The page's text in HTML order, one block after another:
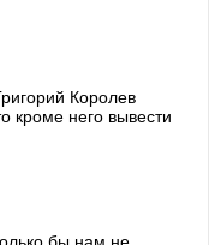
Королев
кроме него вывести